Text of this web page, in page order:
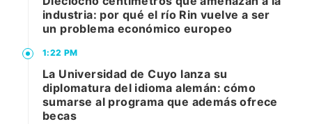
industria: por qué el río Rin vuelve a ser
un problema económico europeo
1:22 PM
La Universidad de Cuyo lanza su
diplomatura del idioma alemán: cómo
sumarse al programa que además ofrece
becas